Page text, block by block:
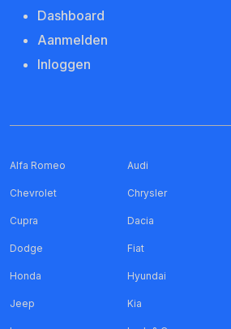
Dashboard
Aanmelden
Inloggen
Alfa Romeo Audi
Chevrolet Chrysler
Cupra Dacia
Dodge Fiat
Honda Hyundai
Jeep Kia